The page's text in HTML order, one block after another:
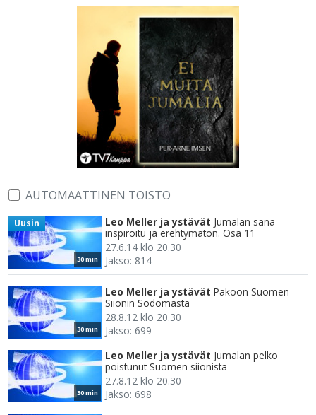
AUTOMAATTINEN TOISTO
30 min
Uusin Leo Meller ja ystävät Jumalan sana -
inspiroitu ja erehtymätön. Osa 11
27.6.14 klo 20.30
Jakso: 814
30 min
Leo Meller ja ystävät Pakoon Suomen
Siionin Sodomasta
28.8.12 klo 20.30
Jakso: 699
30 min
Leo Meller ja ystävät Jumalan pelko
poistunut Suomen siionista
27.8.12 klo 20.30
Jakso: 698